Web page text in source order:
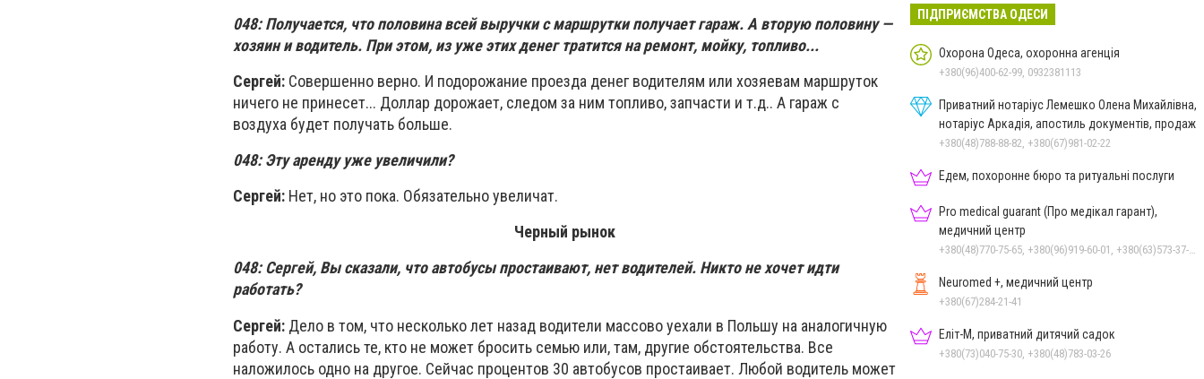
048:Получается, что половина всей выручки с маршрутки получает гараж. А вторую половину —
хозяин и водитель. При этом, из уже этих денег тратится на ремонт, мойку, топливо...
Сергей: Совершенно верно. И подорожание проезда денег водителям или хозяевам маршруток
ничего не принесет... Доллар дорожает, следом за ним топливо, запчасти и т.д.. А гараж с
воздуха будет получать больше.
048:Эту аренду уже увеличили?
Сергей: Нет, но это пока. Обязательно увеличат.
Черный рынок
048:Сергей, Вы сказали, что автобусы простаивают, нет водителей. Никто не хочет идти
работать?
Сергей: Дело в том, что несколько лет назад водители массово уехали в Польшу на аналогичную
работу. А остались те, кто не может бросить семью или, там, другие обстоятельства. Все
наложилось одно на другое. Сейчас процентов 30 автобусов простаивает. Любой водитель может
ПІДПРИЄМСТВА ОДЕСИ
Охорона Одеса, охоронна агенція
+380(96)400-62-99, 0932381113
Приватний нотаріус Лемешко Олена Михайлівна,
нотаріус Аркадія, апостиль документів, продаж
+380(48)788-88-82, +380(67)981-02-22
Едем, похоронне бюро та ритуальні послуги
Pro medical guarant (Про медікал гарант),
медичний центр
Neuromed +, медичний центр
+380(67)284-21-41
Еліт-М, приватний дитячий садок
+380(73)040-75-30, +380(48)783-03-26